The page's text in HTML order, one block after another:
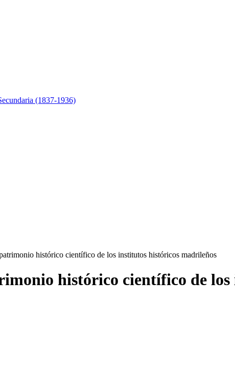
(1837-1936)
histórico científico de los institutos históricos madrileños
histórico científico de